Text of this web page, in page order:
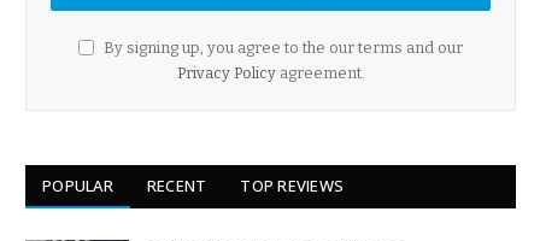
By signing up, you agree to the our terms and our
Privacy Policyagreement.
POPULAR RECENT TOP REVIEWS